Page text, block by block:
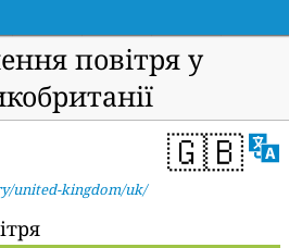
повітря у
🇬🇧
united-kingdom/uk/